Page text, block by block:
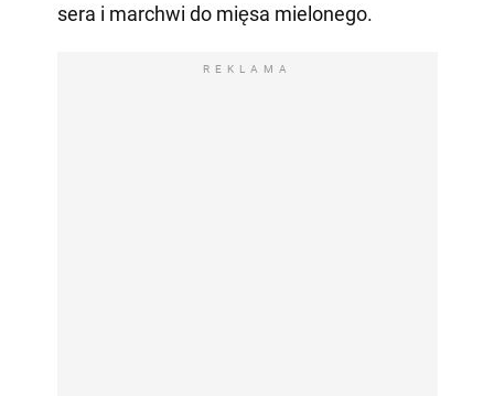
sera i marchwi do mięsa mielonego.
REKLAMA